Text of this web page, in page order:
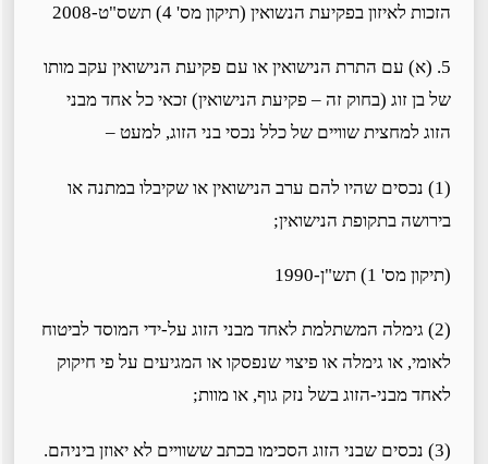
הזכות לאיזון בפקיעת הנשואין (תיקון מס' 4) תשס"ט-2008
5. (א) עם התרת הנישואין או עם פקיעת הנישואין עקב מותו
של בן זוג (בחוק זה – פקיעת הנישואין) זכאי כל אחד מבני
הזוג למחצית שוויים של כלל נכסי בני הזוג, למעט –
(1) נכסים שהיו להם ערב הנישואין או שקיבלו במתנה או
בירושה בתקופת הנישואין;
(תיקון מס' 1) תש"ן-1990
(2) גימלה המשתלמת לאחד מבני הזוג על-ידי המוסד לביטוח
לאומי, או גימלה או פיצוי שנפסקו או המגיעים על פי חיקוק
לאחד מבני-הזוג בשל נזק גוף, או מוות;